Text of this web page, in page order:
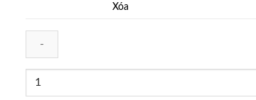
Xóa
Nước